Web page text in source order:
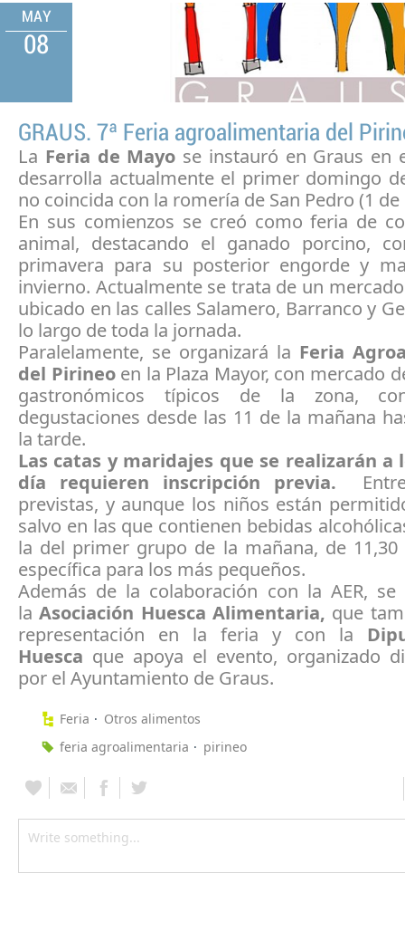
MAY
08
GRAUS. 7ª Feria agroalimentaria del
La Feria de Mayo se instauró en Graus en
desarrolla actualmente el primer domingo
no coincida con la romería de San Pedro (1
En sus comienzos se creó como feria de
animal, destacando el ganado porcino,
primavera para su posterior engorde y
invierno. Actualmente se trata de un
ubicado en las calles Salamero, Barranco y
lo largo de toda la jornada.
Paralelamente, se organizará la Feria
del Pirineoen la Plaza Mayor, con mercado
gastronómicos típicos de la zona,
degustaciones desde las 11 de la mañana
la tarde.
Las catas y maridajes que se realizarán a
día requieren inscripción previa.
previstas, y aunque los niños están
salvo en las que contienen bebidas
la del primer grupo de la mañana, de 11,30
específica para los más pequeños.
Además de la colaboración con la AER, se
laAsociación Huesca Alimentaria, que
representación en la feria y con la
Huesca que apoya el evento, organizado
por el Ayuntamiento de Graus.
Feria
Otros alimentos
feria agroalimentaria
pirineo